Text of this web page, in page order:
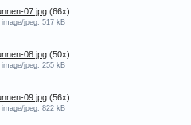
07.jpg (66x)
image/jpeg, 517 kB
08.jpg (50x)
image/jpeg, 255 kB
09.jpg (56x)
image/jpeg, 822 kB